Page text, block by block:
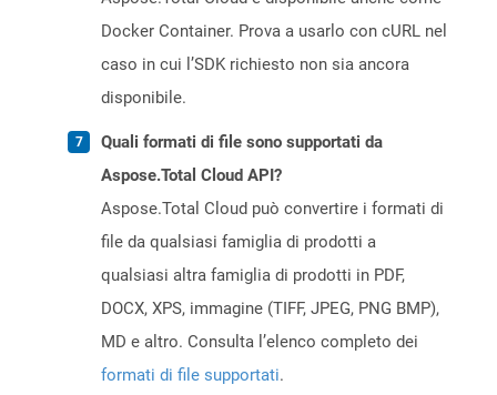
Docker Container. Prova a usarlo con cURL nel
caso in cui l’SDK richiesto non sia ancora
disponibile.
Quali formati di file sono supportati da
Aspose.Total Cloud API?
Aspose.Total Cloud può convertire i formati di
file da qualsiasi famiglia di prodotti a
qualsiasi altra famiglia di prodotti in PDF,
DOCX, XPS, immagine (TIFF, JPEG, PNG BMP),
MD e altro. Consulta l’elenco completo dei
formati di file supportati.